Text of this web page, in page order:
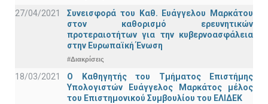
27/04/2021
Συνεισφορά του Καθ. Ευάγγελου Μαρκάτου
στον καθορισμό ερευνητικών
προτεραιοτήτων για την κυβερνοασφάλεια
στην Ευρωπαϊκή Ένωση
#Διακρίσεις
18/03/2021
Ο Καθηγητής του Τμήματος Επιστήμης
Υπολογιστών Ευάγγελος Μαρκάτος μέλος
του Επιστημονικού Συμβουλίου του ΕΛΙΔΕΚ